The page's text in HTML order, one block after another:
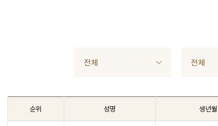
전체 전체
순위 성명 생년월